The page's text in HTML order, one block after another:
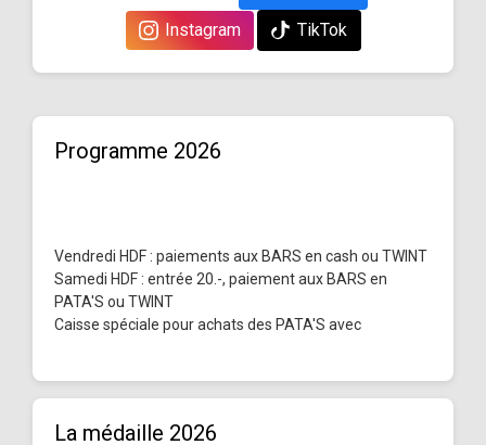
Instagram
TikTok
Programme 2026
Vendredi HDF : paiements aux BARS en cash ou TWINT
Samedi HDF : entrée 20.-, paiement aux BARS en
PATA'S ou TWINT
Caisse spéciale pour achats des PATA'S avec
La médaille 2026